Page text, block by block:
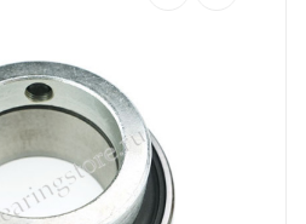
YET
209
подшипник
SKF